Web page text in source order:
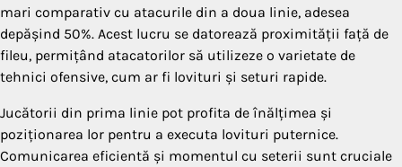
mari comparativ cu atacurile din a doua linie, adesea
depășind 50%. Acest lucru se datorează proximității față de
fileu, permițând atacatorilor să utilizeze o varietate de
tehnici ofensive, cum ar fi lovituri și seturi rapide.
Jucătorii din prima linie pot profita de înălțimea și
poziționarea lor pentru a executa lovituri puternice.
Comunicarea eficientă și momentul cu seterii sunt cruciale